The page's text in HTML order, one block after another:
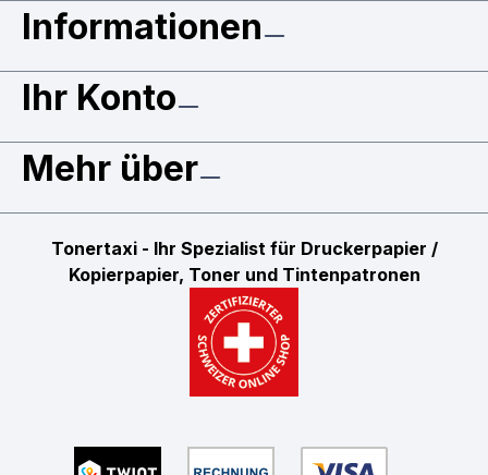
Informationen
Ihr Konto
Mehr über
Tonertaxi - Ihr Spezialist für Druckerpapier /
Kopierpapier, Toner und Tintenpatronen